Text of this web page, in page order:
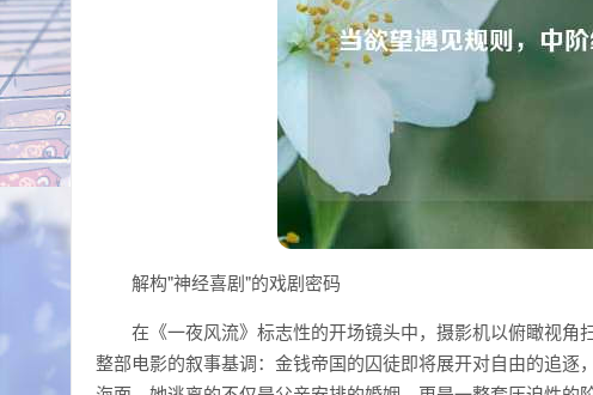
解构"神经喜剧"的戏剧密码
在《一夜风流》标志性的开场镜头中，摄影机以俯瞰视
整部电影的叙事基调：金钱帝国的囚徒即将展开对自由的追